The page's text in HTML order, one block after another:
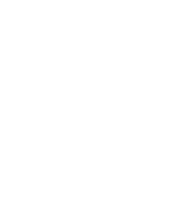
Conde
Petisco
Gaia
Gaia
Team
Team
Conde
Maia
Moveis
Blanca
Conde
Petisco
Blanca
Petisco